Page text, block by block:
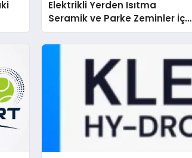
Elektrikli Yerden Isıtma
Seramik ve Parke Zeminler İçin
En Verimli Çözümler